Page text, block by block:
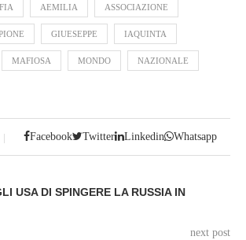
AEMILIA ASSOCIAZIONE
GIUESEPPE IAQUINTA
MAFIOSA MONDO NAZIONALE
Facebook Twitter Linkedin Whatsapp
USA DI SPINGERE LA RUSSIA IN
next post